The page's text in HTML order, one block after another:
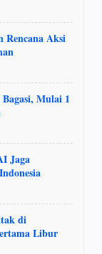
Rencana Aksi
Mulai 1
Jaga
di
Libur